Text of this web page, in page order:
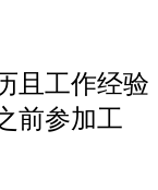
且工作经验
前参加工